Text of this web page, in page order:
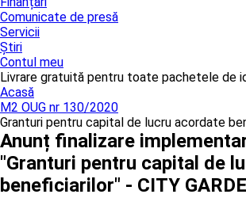
Comunicate de presă
Servicii
Știri
Contul meu
Livrare gratuită pentru toate pachetele de
Acasă
M2 OUG nr 130/2020
Granturi pentru capital de lucru acordate
Anunț finalizare
"Granturi pentru capital de
beneficiarilor" - CITY